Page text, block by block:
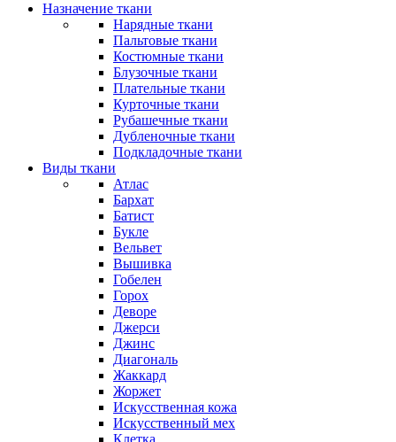
Назначение ткани
Нарядные ткани
Пальтовые ткани
Костюмные ткани
Блузочные ткани
Плательные ткани
Курточные ткани
Рубашечные ткани
Дубленочные ткани
Подкладочные ткани
Виды ткани
Атлас
Бархат
Батист
Букле
Вельвет
Вышивка
Гобелен
Горох
Деворе
Джерси
Джинс
Диагональ
Жаккард
Жоржет
Искусственная кожа
Искусственный мех
Клетка